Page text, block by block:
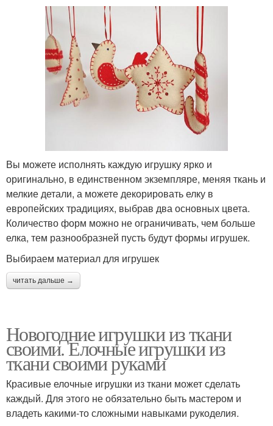
Вы можете исполнять каждую игрушку ярко и
оригинально, в единственном экземпляре, меняя ткань и
мелкие детали, а можете декорировать елку в
европейских традициях, выбрав два основных цвета.
Количество форм можно не ограничивать, чем больше
елка, тем разнообразней пусть будут формы игрушек.
Выбираем материал для игрушек
читать дальше →
Новогодние игрушки из ткани
своими. Елочные игрушки из
ткани своими руками
Красивые елочные игрушки из ткани может сделать
каждый. Для этого не обязательно быть мастером и
владеть какими-то сложными навыками рукоделия.